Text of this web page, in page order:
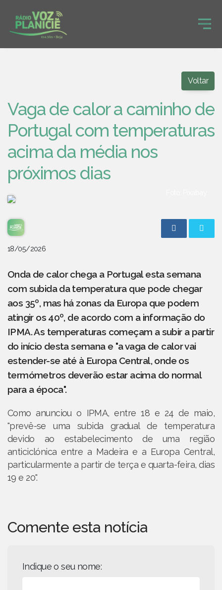
Voltar
Vaga de calor a caminho de
Portugal com temperaturas
acima da média nos
próximos dias
18/05/2026
Onda de calor chega a Portugal esta semana
com subida da temperatura que pode chegar
aos 35º, mas há zonas da Europa que podem
atingir os 40º, de acordo com a informação do
IPMA. As temperaturas começam a subir a partir
do início desta semana e "a vaga de calor vai
estender-se até à Europa Central, onde os
termómetros deverão estar acima do normal
para a época".
Como anunciou o IPMA, entre 18 e 24 de maio,
"prevê-se uma subida gradual de temperatura
devido ao estabelecimento de uma região
anticiclónica entre a Madeira e a Europa Central,
particularmente a partir de terça e quarta-feira, dias
19 e 20".
Comente esta notícia
Indique o seu nome: